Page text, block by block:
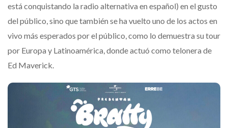
está conquistando la radio alternativa en español) en el gusto
del público, sino que también se ha vuelto uno de los actos en
vivo más esperados por el público, como lo demuestra su tour
por Europa y Latinoamérica, donde actuó como telonera de
Ed Maverick.